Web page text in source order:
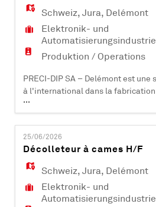
9100 et IATF 16949, elle compte
collaborateurs et est acti
Schweiz,Jura, Delémont
Elektronik- und
Automatisierungsindustrie
Produktion / Operations
PRECI-DIP SA – Delémont est une
à l'international dans la fabrication
composants électroniques
connecteurs). Certifiée ISO 9001,
9100 et IATF 16949, elle compte
collaborateurs et est active dans
industriels, aéronautiques,
médicaux et informatiques. PRECI-
...
25/06/2026
Décolleteur à cames H/F
Schweiz,Jura, Delémont
Elektronik- und
Automatisierungsindustrie